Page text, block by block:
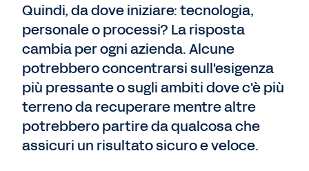
Quindi, da dove iniziare: tecnologia,
personale o processi? La risposta
cambia per ogni azienda. Alcune
potrebbero concentrarsi sull'esigenza
più pressante o sugli ambiti dove c'è più
terreno da recuperare mentre altre
potrebbero partire da qualcosa che
assicuri un risultato sicuro e veloce.